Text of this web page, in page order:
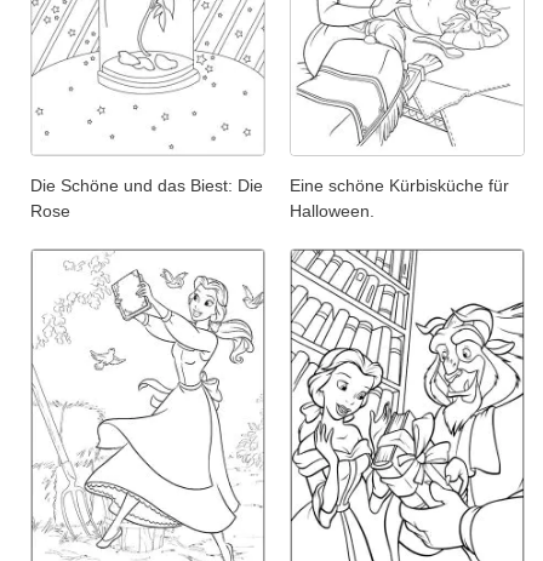
Die Schöne und das Biest: Die
Rose
Eine schöne Kürbisküche für
Halloween.